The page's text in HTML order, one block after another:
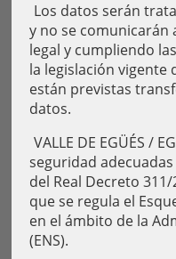
Los datos serán
y no se comunicarán
legal y cumpliendo
la legislación vigente
están previstas
datos.
VALLE DE EGÜÉS /
seguridad
del Real Decreto
que se regula el
en el ámbito de la
(ENS).